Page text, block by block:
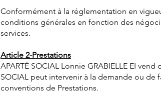
Conformément à la réglementation en
conditions générales en fonction des
services.
Article 2-Prestations
APARTÉ SOCIAL Lonnie GRABIELLE EI
SOCIAL peut intervenir à la demande ou de
conventions de Prestations.